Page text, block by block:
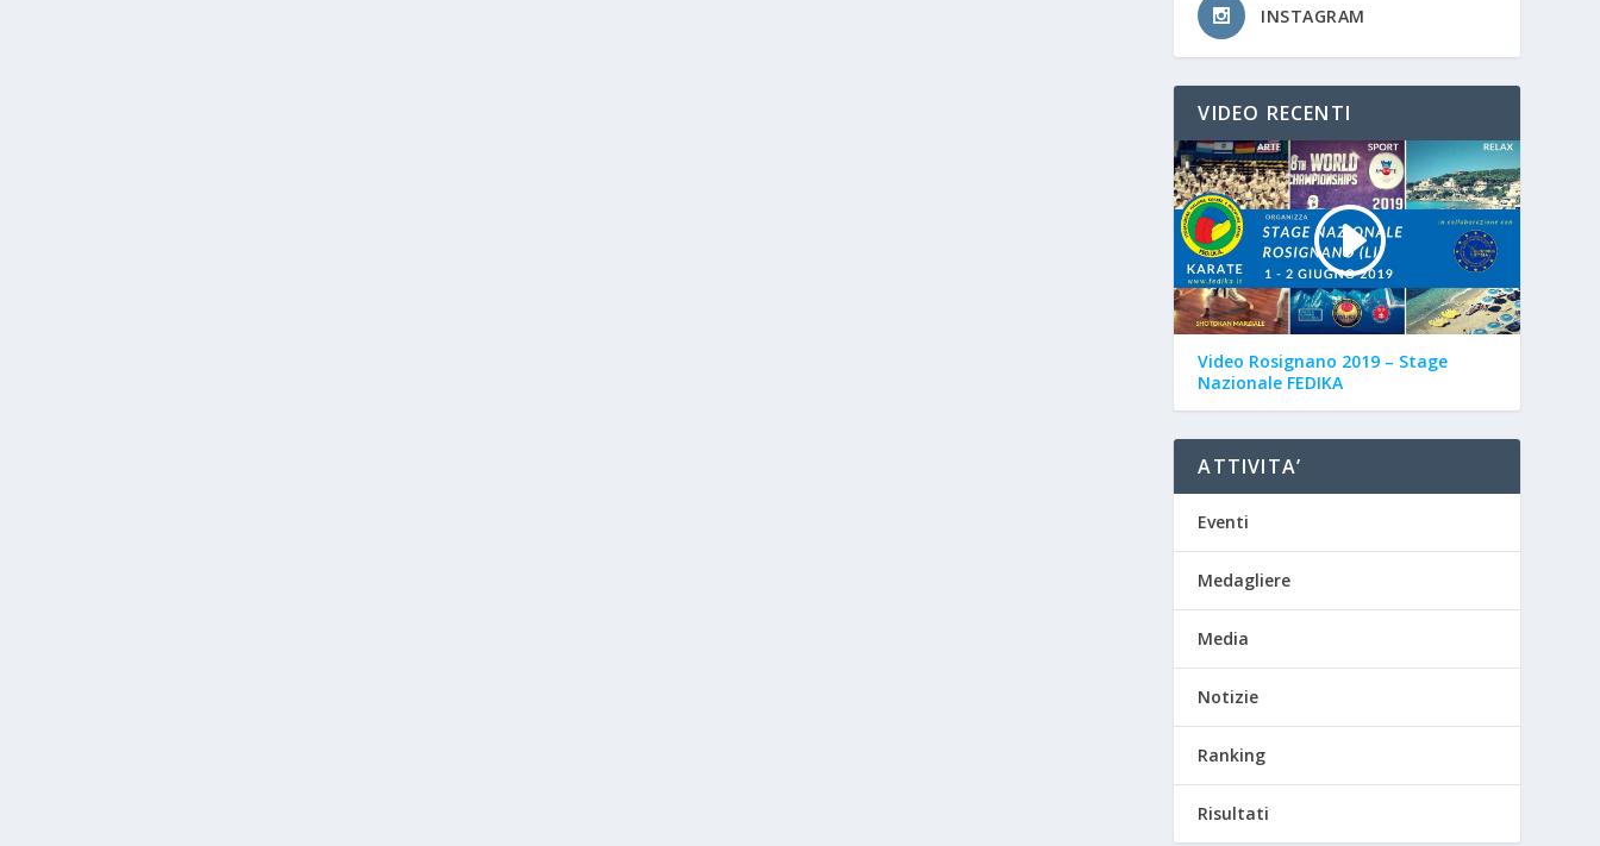
INSTAGRAM
VIDEO RECENTI
Video Rosignano 2019 – Stage
Nazionale FEDIKA
ATTIVITA’
Eventi
Medagliere
Media
Notizie
Ranking
Risultati